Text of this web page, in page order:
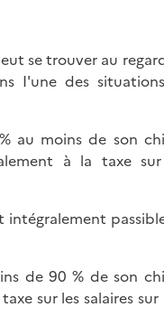
se trouver au
I'une des
au moins de son
à la taxe
intégralement
de 90 % de son
sur les salaires sur